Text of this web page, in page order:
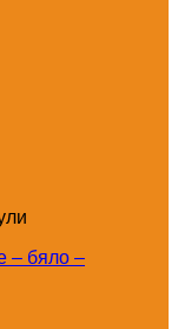
– бяло –